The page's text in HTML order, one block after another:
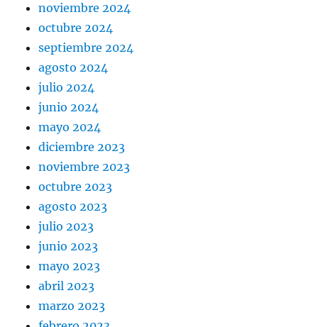
noviembre 2024
octubre 2024
septiembre 2024
agosto 2024
julio 2024
junio 2024
mayo 2024
diciembre 2023
noviembre 2023
octubre 2023
agosto 2023
julio 2023
junio 2023
mayo 2023
abril 2023
marzo 2023